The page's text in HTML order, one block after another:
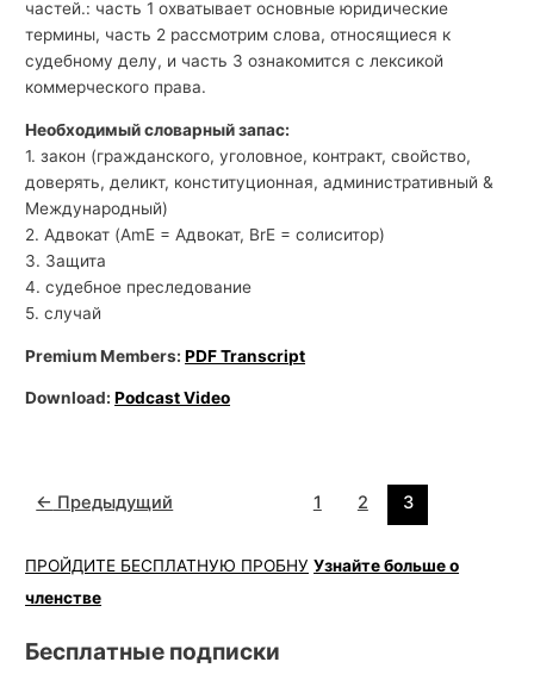
частей.: часть 1 охватывает основные юридические
термины, часть 2 рассмотрим слова, относящиеся к
судебному делу, и часть 3 ознакомится с лексикой
коммерческого права.
Необходимый словарный запас:
1. закон (гражданского, уголовное, контракт, свойство,
доверять, деликт, конституционная, административный &
Международный)
2. Адвокат (AmE = Адвокат, BrE = солиситор)
3. Защита
4. судебное преследование
5. случай
Premium Members:PDF Transcript
Download:Podcast Video
← Предыдущий 1 2 3
ПРОЙДИТЕ БЕСПЛАТНУЮ ПРОБНУ Узнайте больше о
членстве
Бесплатные подписки